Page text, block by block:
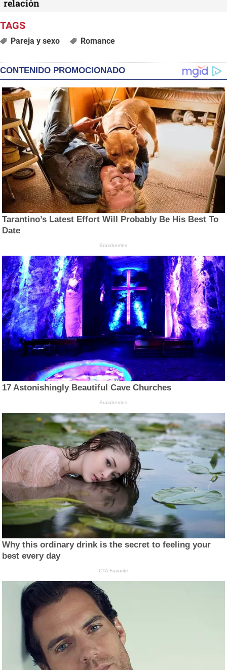
relación
Pareja y sexo Romance
CONTENIDO PROMOCIONADO
Tarantino’s Latest Effort Will Probably Be His Best To
Date
Brainberries
17 Astonishingly Beautiful Cave Churches
Brainberries
Why this ordinary drink is the secret to feeling your
best every day
CTA Favorite